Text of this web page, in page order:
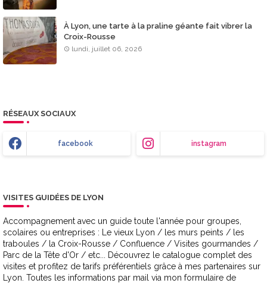
À Lyon, une tarte à la praline géante fait vibrer la
Croix-Rousse
lundi, juillet 06, 2026
RÉSEAUX SOCIAUX
facebook instagram
VISITES GUIDÉES DE LYON
Accompagnement avec un guide toute l'année pour groupes,
scolaires ou entreprises : Le vieux Lyon / les murs peints / les
traboules / la Croix-Rousse / Confluence / Visites gourmandes /
Parc de la Tête d'Or / etc... Découvrez le catalogue complet des
visites et profitez de tarifs préférentiels grâce à mes partenaires sur
Lyon. Toutes les informations par mail via mon formulaire de